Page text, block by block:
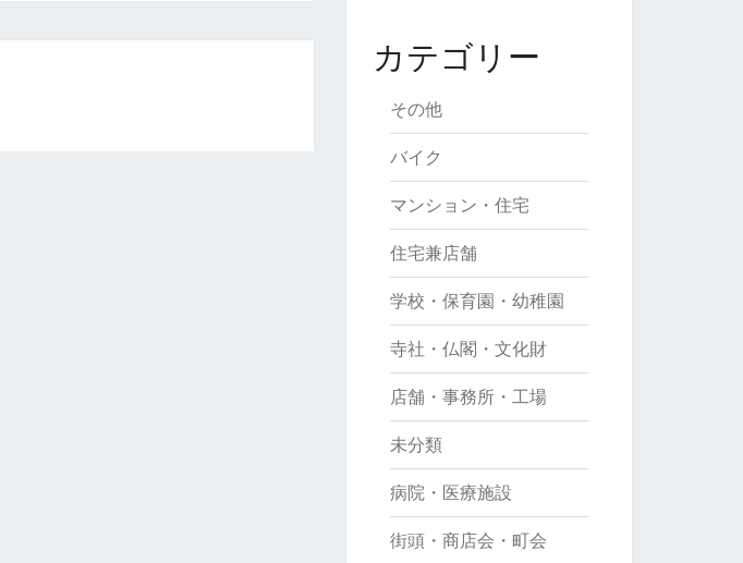
カテゴリー
その他
バイク
マンション・住宅
住宅兼店舗
学校・保育園・幼稚園
寺社・仏閣・文化財
店舗・事務所・工場
未分類
病院・医療施設
街頭・商店会・町会